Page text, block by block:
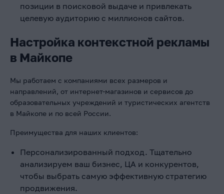
позиции в поисковой выдаче и привлекать
целевую аудиторию с миллионов сайтов.
Настройка контекстной рекламы
в Майкопе
Мы работаем с компаниями всех размеров и
направлений, от интернет-магазинов и сервисов до
образовательных учреждений и туристических агентств
в Майкопе и по всей России.
Преимущества для наших клиентов:
Персонализированный подход. Тщательно
анализируем ваш бизнес, ЦА и конкурентов,
чтобы выбрать самую эффективную стратегию
продвижения.